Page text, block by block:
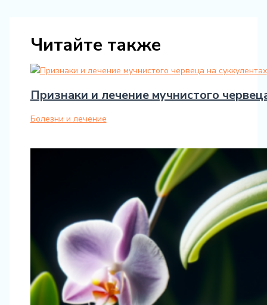
Читайте также
Признаки и лечение мучнистого
Болезни и лечение